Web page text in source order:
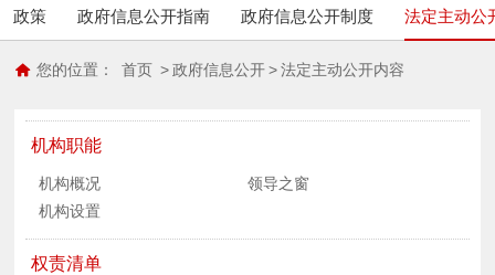
政策 政府信息公开指南 政府信息公开制度 法定主动公
您的位置： 首页 > 政府信息公开 > 法定主动公开内容
机构职能
机构概况
领导之窗
机构设置
权责清单